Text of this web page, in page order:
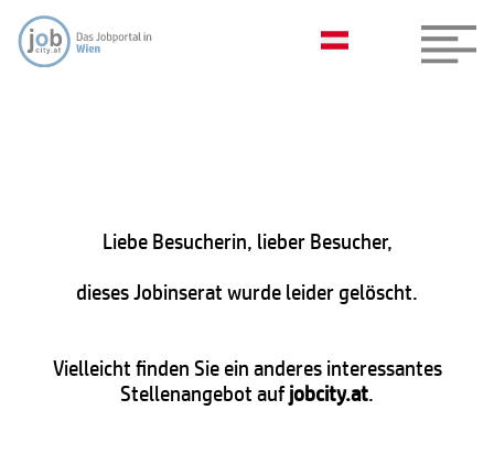
Liebe Besucherin, lieber Besucher,
dieses Jobinserat wurde leider gelöscht.
Vielleicht finden Sie ein anderes interessantes
Stellenangebot aufjobcity.at.